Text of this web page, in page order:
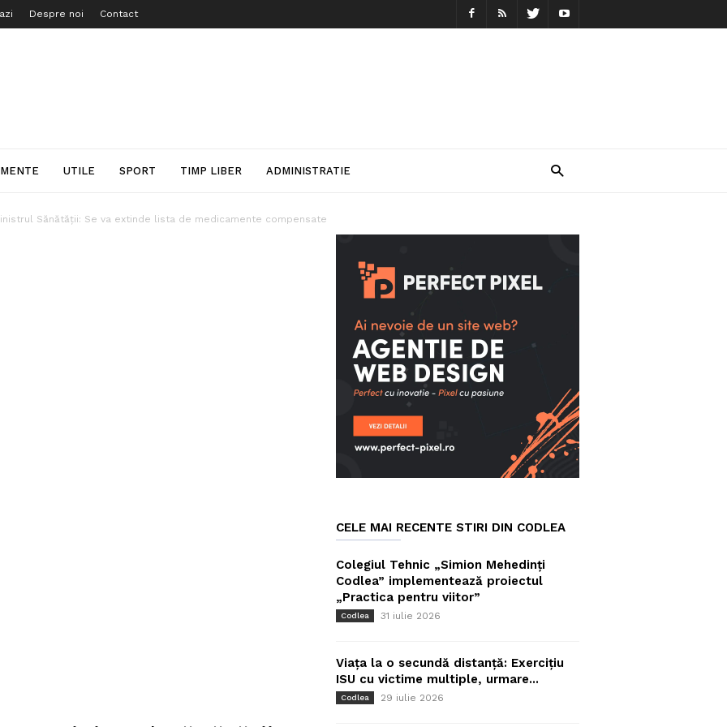
Despre noi Contact
UTILE SPORT TIMP LIBER ADMINISTRATIE
Sănătăţii: Se va extinde lista de medicamente compensate
CELE MAI RECENTE STIRI DIN CODLEA
Colegiul Tehnic „Simion Mehedinți
Codlea” implementează proiectul
„Practica pentru viitor”
Codlea 31 iulie 2026
Viața la o secundă distanță: Exercițiu
ISU cu victime multiple, urmare...
Codlea 29 iulie 2026